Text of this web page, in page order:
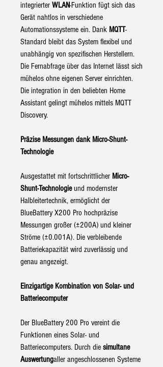
integrierter WLAN-Funktion fügt sich das
Gerät nahtlos in verschiedene
Automationssysteme ein. Dank MQTT-
Standard bleibt das System flexibel und
unabhängig von spezifischen Herstellern.
Die Fernabfrage über das Internet lässt sich
mühelos ohne eigenen Server einrichten.
Die integration in den beliebten Home
Assistant gelingt mühelos mittels MQTT
Discovery.
Präzise Messungen dank Micro-Shunt-
Technologie
Ausgestattet mit fortschrittlicher Micro-
Shunt-Technologieund modernster
Halbleitertechnik, ermöglicht der
BlueBattery X200 Pro hochpräzise
Messungen großer (±200A) und kleiner
Ströme (±0.001A). Die verbleibende
Batteriekapazität wird zuverlässig und
genau angezeigt.
Einzigartige Kombination von Solar- und
Batteriecomputer
Der BlueBattery 200 Pro vereint die
Funktionen eines Solar- und
Batteriecomputers. Durch die simultane
Auswertungaller angeschlossenen Systeme